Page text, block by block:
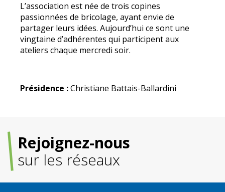
L’association est née de trois copines
passionnées de bricolage, ayant envie de
partager leurs idées. Aujourd’hui ce sont une
vingtaine d’adhérentes qui participent aux
ateliers chaque mercredi soir.
Présidence :Christiane Battais-Ballardini
Rejoignez-nous
sur les réseaux